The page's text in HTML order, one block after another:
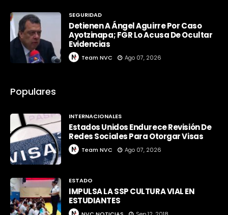
SEGURIDAD
Detienen A Ángel Aguirre Por Caso
Ayotzinapa; FGR Lo Acusa De Ocultar
Evidencias
Team NVC Ago 07, 2026
Populares
INTERNACIONALES
Estados Unidos Endurece Revisión De
Redes Sociales Para Otorgar Visas
Team NVC Ago 07, 2026
ESTADO
IMPULSA LA SSP CULTURA VIAL EN
ESTUDIANTES